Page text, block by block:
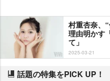
村重杏奈、
理由明かす
て」
2025-03-21
話題の特集をPICK UP！